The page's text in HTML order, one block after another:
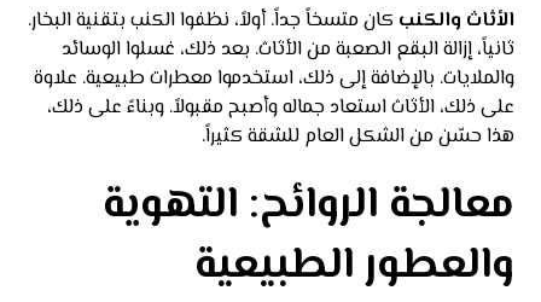
الأثاث والكنب كان متسخاً جداً. أولاً، نظفوا الكنب بتقنية البخار.
ثانياً، إزالة البقع الصعبة من الأثاث. بعد ذلك، غسلوا الوسائد
والملايات. بالإضافة إلى ذلك، استخدموا معطرات طبيعية. علاوة
على ذلك، الأثاث استعاد جماله وأصبح مقبولاً. وبناءً على ذلك،
هذا حسّن من الشكل العام للشقة كثيراً.
معالجة الروائح: التهوية
والعطور الطبيعية